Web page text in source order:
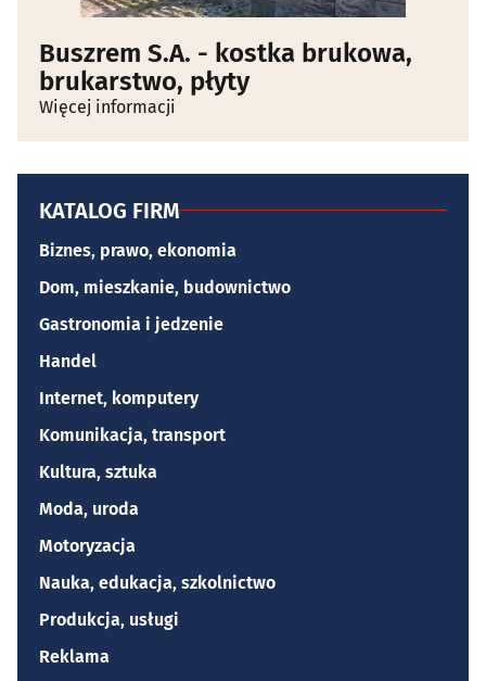
Buszrem S.A. - kostka brukowa,
brukarstwo, płyty
Więcej informacji
KATALOG FIRM
Biznes, prawo, ekonomia
Dom, mieszkanie, budownictwo
Gastronomia i jedzenie
Handel
Internet, komputery
Komunikacja, transport
Kultura, sztuka
Moda, uroda
Motoryzacja
Nauka, edukacja, szkolnictwo
Produkcja, usługi
Reklama